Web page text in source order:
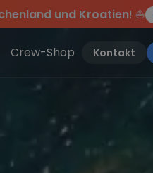
und Kroatien! ⛵
Törn!
des Jahres, sei dabei.
Crew-Shop Kontakt